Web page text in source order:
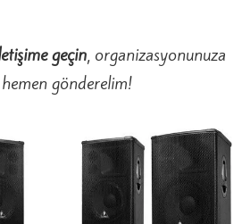
geçin, organizasyonunuza
gönderelim!